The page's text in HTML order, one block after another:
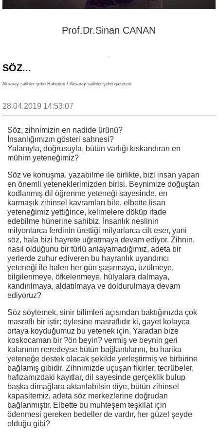
Prof.Dr.Sinan CANAN
SÖZ...
Aksaray salihler şehri Haberleri / Aksaray salihler şehri gazetesi
28.04.2019 14:53:07
Söz, zihnimizin en nadide ürünü?
İnsanlığımızın gösteri sahnesi?
Yalanıyla, doğrusuyla, bütün varlığı kıskandıran en
mühim yeteneğimiz?
Söz ve konuşma, yazabilme ile birlikte, bizi insan yapan
en önemli yeteneklerimizden birisi. Beynimize doğuştan
kodlanmış dil öğrenme yeteneği sayesinde, en
karmaşık zihinsel kavramları bile, elbette lisan
yeteneğimiz yettiğince, kelimelere döküp ifade
edebilme hünerine sahibiz. İnsanlık neslinin
milyonlarca ferdinin ürettiği milyarlarca cilt eser, yani
söz, hala bizi hayrete uğratmaya devam ediyor. Zihnin,
nasıl olduğunu bir türlü anlayamadığımız, adeta bir
yerlerde zuhur ediveren bu hayranlık uyandırıcı
yeteneği ile halen her gün şaşırmaya, üzülmeye,
bilgilenmeye, öfkelenmeye, hülyalara dalmaya,
kandırılmaya, aldatılmaya ve doldurulmaya devam
ediyoruz?
Söz söylemek, sinir bilimleri açısından baktığınızda çok
masraflı bir iştir; öylesine masraflıdır ki, gayet kolayca
ortaya koyduğumuz bu yetenek için, Yaradan bize
koskocaman bir ?ön beyin? vermiş ve beynin geri
kalanının neredeyse bütün bağlantılarını, bu harika
yeteneğe destek olacak şekilde yerleştirmiş ve birbirine
bağlamış gibidir. Zihnimizde uçuşan fikirler, tecrübeler,
hafızamızdaki kayıtlar, dil sayesinde gerçeklik bulup
başka dimağlara aktarılabilsin diye, bütün zihinsel
kapasitemiz, adeta söz merkezlerine doğrudan
bağlanmıştır. Elbette bu muhteşem teşkilat için
ödenmesi gereken bedeller de vardır, her güzel şeyde
olduğu gibi?